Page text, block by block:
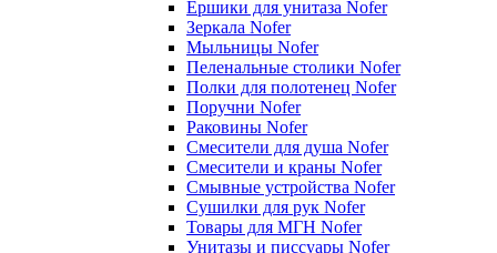
Ёршики для унитаза Nofer
Зеркала Nofer
Мыльницы Nofer
Пеленальные столики Nofer
Полки для полотенец Nofer
Поручни Nofer
Раковины Nofer
Смесители для душа Nofer
Смесители и краны Nofer
Смывные устройства Nofer
Сушилки для рук Nofer
Товары для МГН Nofer
Унитазы и писсуары Nofer